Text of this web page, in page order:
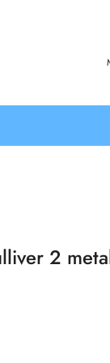
2